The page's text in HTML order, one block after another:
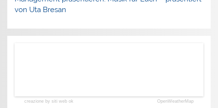
von Uta Bresan
creazione by siti web ok OpenWeatherMap